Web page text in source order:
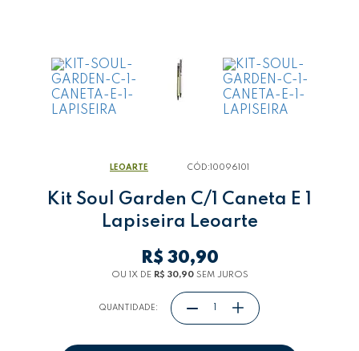
LEOARTE CÓD: 10096101
Kit Soul Garden C/1 Caneta E 1
Lapiseira Leoarte
R$ 30,90
OU 1XDE R$ 30,90SEM JUROS
QUANTIDADE: